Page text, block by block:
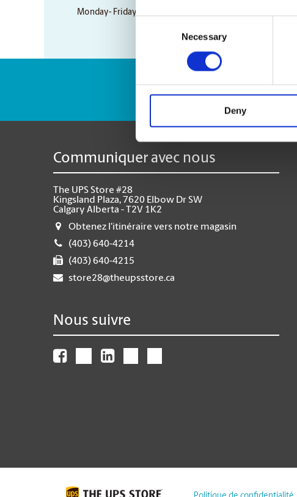
Necessary
Deny
Monday- Friday
Numéro de suivi :
Communiquer avec nous
The UPS Store #28
Kingsland Plaza, 7620 Elbow Dr SW
Calgary Alberta - T2V 1K2
Obtenez l'itinéraire vers notre magasin
(403) 640-4214
(403) 640-4215
store28@theupsstore.ca
Nous suivre